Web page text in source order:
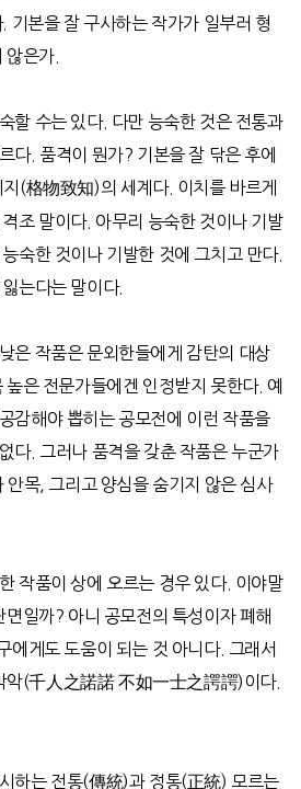
. 기본을 잘 구사하는 작가가 일부러 형
않은가.
할 수는 있다. 다만 능숙한 것은 전통과
다. 품격이 뭔가? 기본을 잘 닦은 후에
(格物致知)의 세계다. 이치를 바르게
조 말이다. 아무리 능숙한 것이나 기발
숙한 것이나 기발한 것에 그치고 만다.
는다는 말이다.
은 작품은 문외한들에게 감탄의 대상
높은 전문가들에겐 인정받지 못한다. 예
감해야 뽑히는 공모전에 이런 작품을
다.
그러나 품격을 갖춘 작품은 누군가
안목,
그리고 양심을 숨기지 않은 심사
작품이 상에 오르는 경우 있다. 이야말
면일까? 아니 공모전의 특성이자 폐해
에게도 도움이 되는 것 아니다.
그래서
악(千人之諾諾 不如一士之諤諤)이다.
하는 전통(傳統)과 정통(正統) 모르는